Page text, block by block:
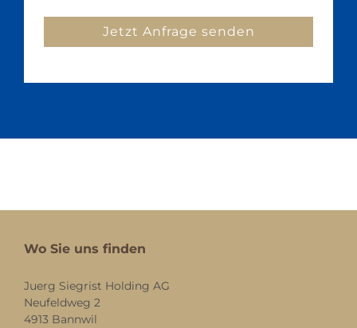
Wo Sie uns finden
Juerg Siegrist Holding AG
Neufeldweg 2
4913 Bannwil